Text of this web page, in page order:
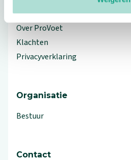
Workshops en lezingen
Over ProVoet
Klachten
Privacyverklaring
Organisatie
Bestuur
Contact